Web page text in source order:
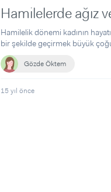
Hamilelerde ağız
Hamilelik dönemi kadının
bir şekilde geçirmek büyük
Gözde Öktem
15 yıl önce